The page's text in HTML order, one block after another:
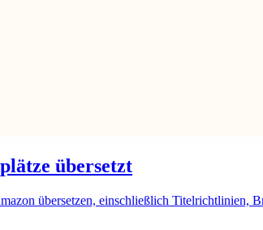
übersetzt
übersetzen, einschließlich